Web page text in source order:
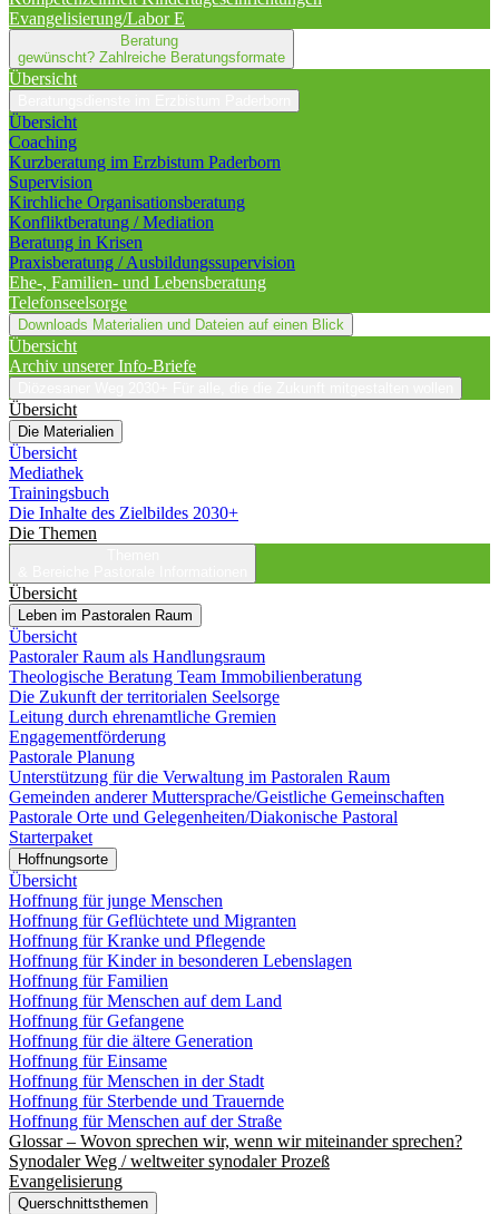
Evangelisierung/Labor E
Beratung
gewünscht? Zahlreiche Beratungsformate
Übersicht
Übersicht
Coaching
Kurzberatung im Erzbistum Paderborn
Supervision
Kirchliche Organisationsberatung
Konfliktberatung / Mediation
Beratung in Krisen
Praxisberatung / Ausbildungssupervision
Ehe-, Familien- und Lebensberatung
Telefonseelsorge
Downloads Materialien und Dateien auf einen Blick
Übersicht
Archiv unserer Info-Briefe
Übersicht
Die Materialien
Übersicht
Mediathek
Trainingsbuch
Die Inhalte des Zielbildes 2030+
Die Themen
Übersicht
Leben im Pastoralen Raum
Übersicht
Pastoraler Raum als Handlungsraum
Theologische Beratung Team Immobilienberatung
Die Zukunft der territorialen Seelsorge
Leitung durch ehrenamtliche Gremien
Engagementförderung
Pastorale Planung
Unterstützung für die Verwaltung im Pastoralen Raum
Gemeinden anderer Muttersprache/Geistliche Gemeinschaften
Pastorale Orte und Gelegenheiten/Diakonische Pastoral
Starterpaket
Hoffnungsorte
Übersicht
Hoffnung für junge Menschen
Hoffnung für Geflüchtete und Migranten
Hoffnung für Kranke und Pflegende
Hoffnung für Kinder in besonderen Lebenslagen
Hoffnung für Familien
Hoffnung für Menschen auf dem Land
Hoffnung für Gefangene
Hoffnung für die ältere Generation
Hoffnung für Einsame
Hoffnung für Menschen in der Stadt
Hoffnung für Sterbende und Trauernde
Hoffnung für Menschen auf der Straße
Glossar – Wovon sprechen wir, wenn wir miteinander sprechen?
Synodaler Weg / weltweiter synodaler Prozeß
Evangelisierung
Querschnittsthemen